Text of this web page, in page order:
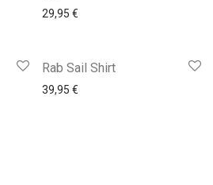
29,95 €
Rab Sail Shirt
39,95 €